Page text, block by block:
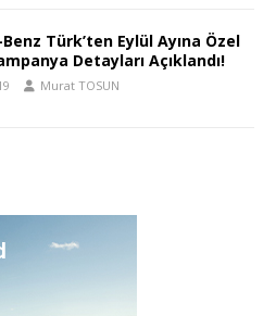
Türk’ten Eylül Ayına Özel
Detayları Açıklandı!
Murat TOSUN